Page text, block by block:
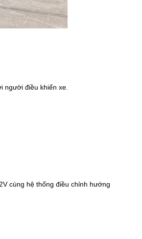
người điều khiển xe.
cùng hệ thống điều chỉnh hướng